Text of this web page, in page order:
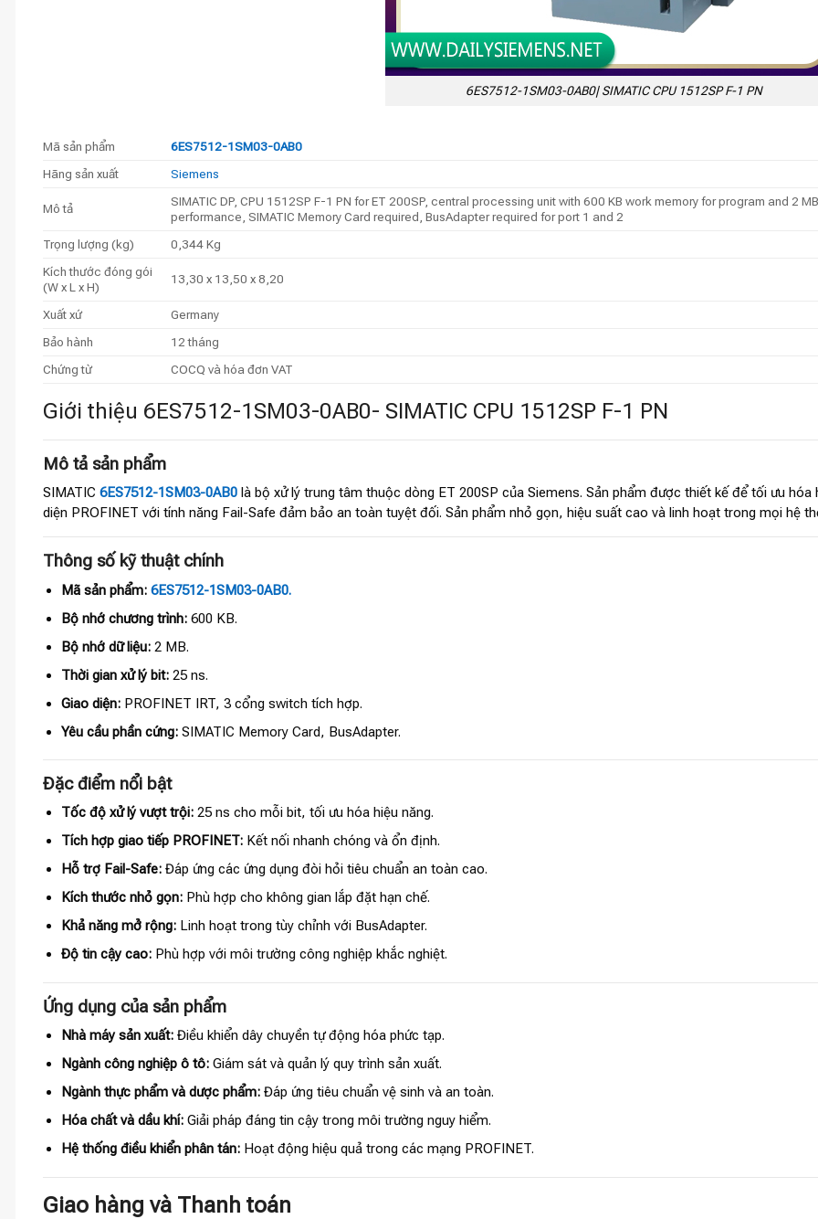
6ES7512-1SM03-0AB0| SIMATIC CPU 1512SP F-1 PN
Mã sản phẩm
6ES7512-1SM03-0AB0
Hãng sản xuất
Siemens
Mô tả
SIMATIC DP, CPU 1512SP F-1 PN for ET 200SP, central processing unit with 600 KB work memory for program and 2
performance, SIMATIC Memory Card required, BusAdapter required for port 1 and 2
Trọng lượng (kg)
0,344 Kg
Kích thước đóng gói
(W x L x H)
13,30 x 13,50 x 8,20
Xuất xứ
Germany
Bảo hành
12 tháng
Chứng từ
COCQ và hóa đơn VAT
Giới thiệu 6ES7512-1SM03-0AB0- SIMATIC CPU 1512SP F-1 PN
Mô tả sản phẩm
SIMATIC 6ES7512-1SM03-0AB0 là bộ xử lý trung tâm thuộc dòng ET 200SP của Siemens. Sản phẩm được thiết kế để tối ưu
diện PROFINET với tính năng Fail-Safe đảm bảo an toàn tuyệt đối. Sản phẩm nhỏ gọn, hiệu suất cao và linh hoạt trong mọi hệ
Thông số kỹ thuật chính
Mã sản phẩm:6ES7512-1SM03-0AB0.
Bộ nhớ chương trình:600 KB.
Bộ nhớ dữ liệu:2 MB.
Thời gian xử lý bit:25 ns.
Giao diện:PROFINET IRT, 3 cổng switch tích hợp.
Yêu cầu phần cứng:SIMATIC Memory Card, BusAdapter.
Đặc điểm nổi bật
Tốc độ xử lý vượt trội:25 ns cho mỗi bit, tối ưu hóa hiệu năng.
Tích hợp giao tiếp PROFINET:Kết nối nhanh chóng và ổn định.
Hỗ trợ Fail-Safe:Đáp ứng các ứng dụng đòi hỏi tiêu chuẩn an toàn cao.
Kích thước nhỏ gọn:Phù hợp cho không gian lắp đặt hạn chế.
Khả năng mở rộng:Linh hoạt trong tùy chỉnh với BusAdapter.
Độ tin cậy cao:Phù hợp với môi trường công nghiệp khắc nghiệt.
Ứng dụng của sản phẩm
Nhà máy sản xuất:Điều khiển dây chuyền tự động hóa phức tạp.
Ngành công nghiệp ô tô:Giám sát và quản lý quy trình sản xuất.
Ngành thực phẩm và dược phẩm:Đáp ứng tiêu chuẩn vệ sinh và an toàn.
Hóa chất và dầu khí:Giải pháp đáng tin cậy trong môi trường nguy hiểm.
Hệ thống điều khiển phân tán:Hoạt động hiệu quả trong các mạng PROFINET.
Giao hàng và Thanh toán